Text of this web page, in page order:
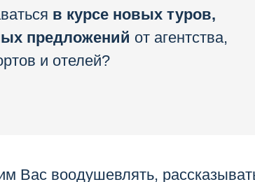
в курсе новых туров,
предложений от агентства,
и отелей?
Вас воодушевлять,